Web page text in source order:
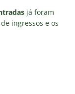
já foram
ingressos e os